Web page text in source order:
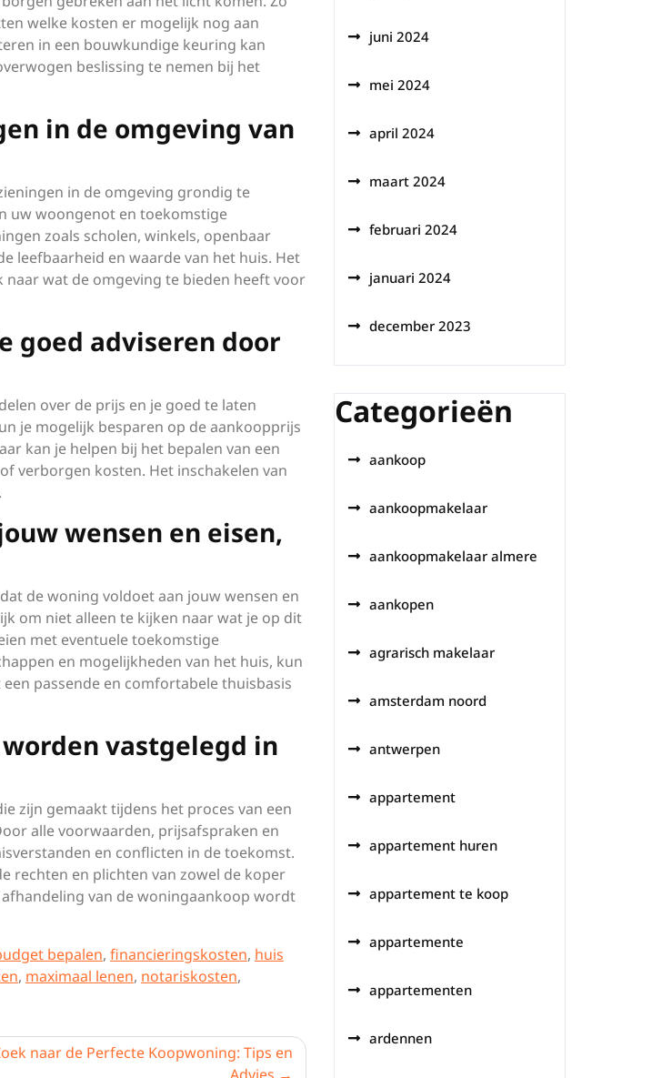
welke kosten er mogelijk nog aan
in een bouwkundige keuring kan
beslissing te nemen bij het
in de omgeving van
in de omgeving grondig te
uw woongenot en toekomstige
zoals scholen, winkels, openbaar
leefbaarheid en waarde van het huis. Het
wat de omgeving te bieden heeft voor
goed adviseren door
over de prijs en je goed te laten
je mogelijk besparen op de aankoopprijs
kan je helpen bij het bepalen van een
verborgen kosten. Het inschakelen van
wensen en eisen,
de woning voldoet aan jouw wensen en
om niet alleen te kijken naar wat je op dit
met eventuele toekomstige
en mogelijkheden van het huis, kun
passende en comfortabele thuisbasis
vastgelegd in
zijn gemaakt tijdens het proces van een
alle voorwaarden, prijsafspraken en
en conflicten in de toekomst.
rechten en plichten van zowel de koper
van de woningaankoop wordt
bepalen, financieringskosten, huis
, maximaal lenen, notariskosten,
naar de Perfecte Koopwoning: Tips en
juni 2024
mei 2024
april 2024
maart 2024
februari 2024
januari 2024
december 2023
Categorieën
aankoop
aankoopmakelaar
aankoopmakelaar almere
aankopen
agrarisch makelaar
amsterdam noord
antwerpen
appartement
appartement huren
appartement te koop
appartemente
appartementen
ardennen